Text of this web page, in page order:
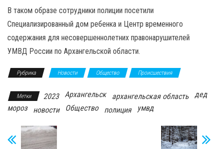
В таком образе сотрудники полиции посетили
Специализированный дом ребенка и Центр временного
содержания для несовершеннолетних правонарушителей
УМВД России по Архангельской области.
Рубрика Новости Общество Происшествия
Метки 2023 Архангельск архангельская область
дед
мороз
новости Общество полиция умвд